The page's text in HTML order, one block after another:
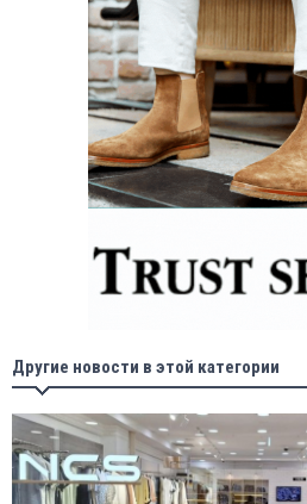
Другие новости в этой категории